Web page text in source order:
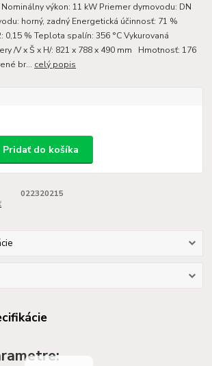
výkon: 11 kW Priemer dymovodu: DN
horný, zadný Energetická účinnosť: 71 %
0,15 % Teplota spalín: 356 °C Vykurovaná
/V x Š x H/: 821 x 788 x 490 mm Hmotnosť: 176
br... celý popis
Pridať do košíka
022320215